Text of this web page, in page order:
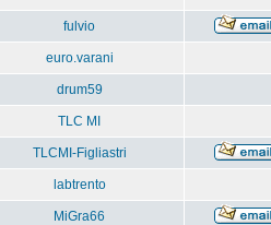
fulvio
euro.varani
drum59
TLC MI
TLCMI-Figliastri
labtrento
MiGra66